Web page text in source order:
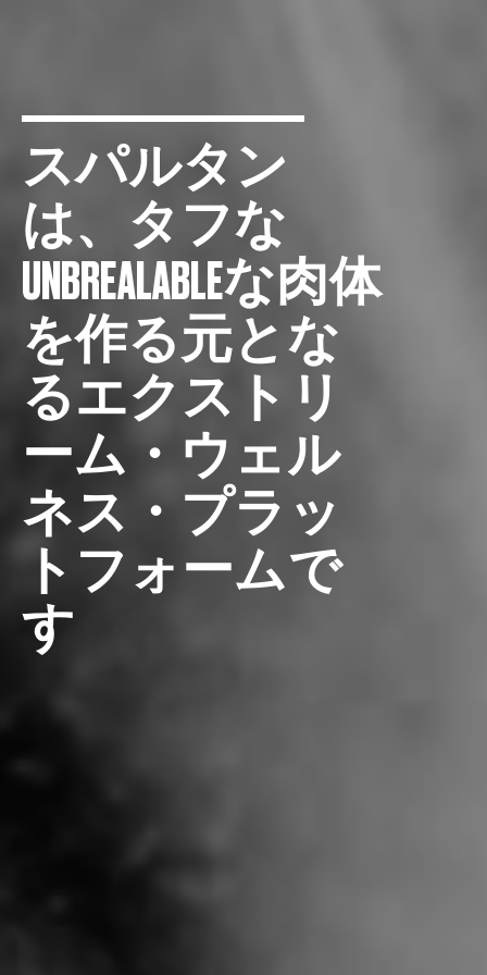
スパルタン
は、タフな
UNBREALABLEな肉体
を作る元とな
るエクストリ
ーム・ウェル
ネス・プラッ
トフォームで
す